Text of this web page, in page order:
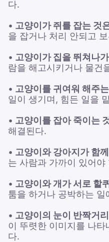
다.
• 고양이가 쥐를 잡는 것
을 잡거나 처리 안되고
• 고양이가 집을 뛰쳐나
람을 해고시키거나 물건
• 고양이를 귀여워 해주
일이 생기며, 힘든 일을
• 고양이를 잡아 죽이는
해결된다.
• 고양이와 강아지가 함
는 사람과 가까이 있어야
• 고양이와 개가 서로 할
툼을 하거나 공박하는 일
• 고양이의 눈이 반짝거
이 뚜렷한 이미지를 나
다.